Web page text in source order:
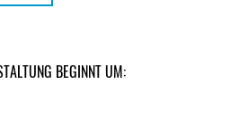
BEGINNT UM: